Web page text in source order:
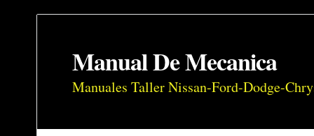
Manual De Mecanica
Manuales Taller Nissan-Ford-Dodge-